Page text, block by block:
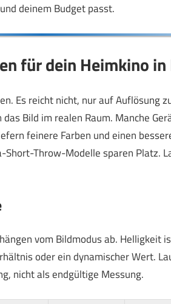
deinem Budget passt.
für dein Heimkino in
Es reicht nicht, nur auf Auflösung
Bild im realen Raum. Manche
feinere Farben und einen
Throw-Modelle sparen Platz.
vom Bildmodus ab. Helligkeit
oder ein dynamischer Wert.
nicht als endgültige Messung.